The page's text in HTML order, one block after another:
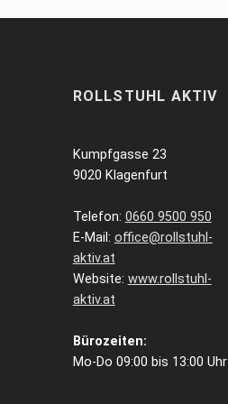
ROLLSTUHL AKTIV
Kumpfgasse 23
9020 Klagenfurt
Telefon: 0660 9500 950
E-Mail: office@rollstuhl-
aktiv.at
Website: www.rollstuhl-
aktiv.at
Bürozeiten:
Mo-Do 09:00 bis 13:00 Uhr